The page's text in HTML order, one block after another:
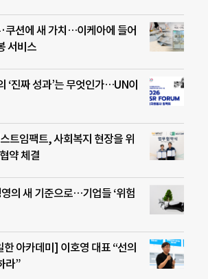
쿠션에 새 가치…이케아에 들어
서비스
‘진짜 성과’는 무엇인가…UN이
트임팩트, 사회복지 현장을 위
약 체결
의 새 기준으로…기업들 ‘위험
아카데미] 이호영 대표 “선의
라”